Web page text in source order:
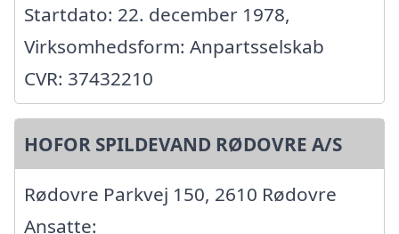
Startdato: 22. december 1978,
Virksomhedsform: Anpartsselskab
CVR: 37432210
HOFOR SPILDEVAND RØDOVRE A/S
Rødovre Parkvej 150, 2610 Rødovre
Ansatte: